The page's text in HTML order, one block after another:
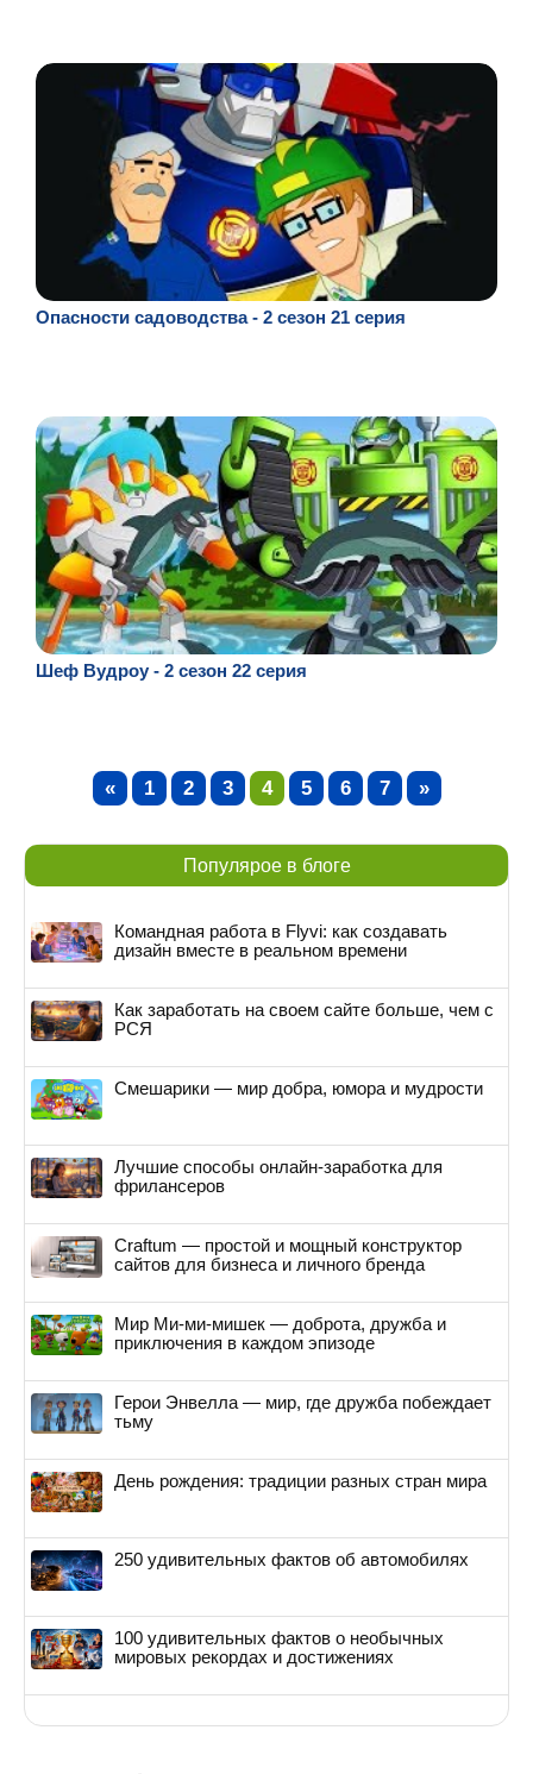
Опасности садоводства - 2 сезон 21 серия
Шеф Вудроу - 2 сезон 22 серия
« 1 2 3 4 5 6 7 »
Популярое в блоге
Командная работа в Flyvi: как создавать
дизайн вместе в реальном времени
Как заработать на своем сайте больше, чем с
РСЯ
Смешарики — мир добра, юмора и мудрости
Лучшие способы онлайн-заработка для
фрилансеров
Craftum — простой и мощный конструктор
сайтов для бизнеса и личного бренда
Мир Ми-ми-мишек — доброта, дружба и
приключения в каждом эпизоде
Герои Энвелла — мир, где дружба побеждает
тьму
День рождения: традиции разных стран мира
250 удивительных фактов об автомобилях
100 удивительных фактов о необычных
мировых рекордах и достижениях